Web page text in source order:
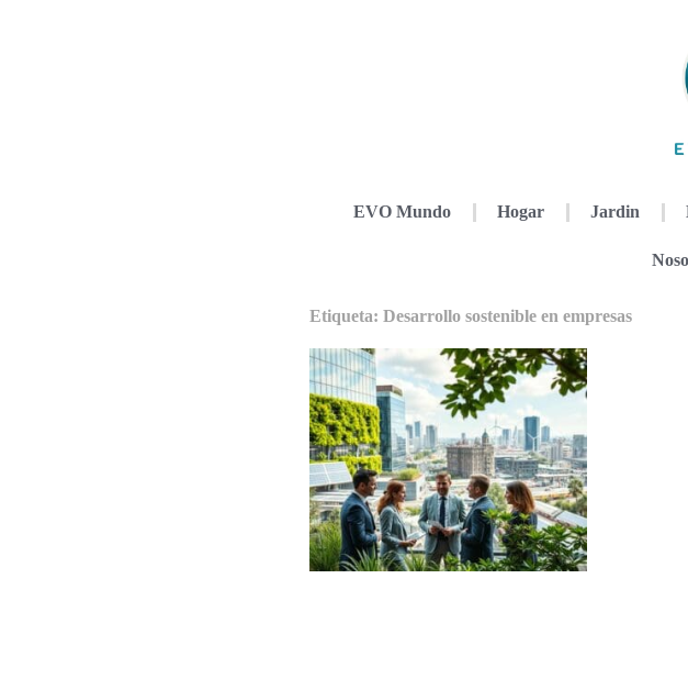
EVO Mundo Hogar Jardin
Etiqueta: Desarrollo sostenible en empresas